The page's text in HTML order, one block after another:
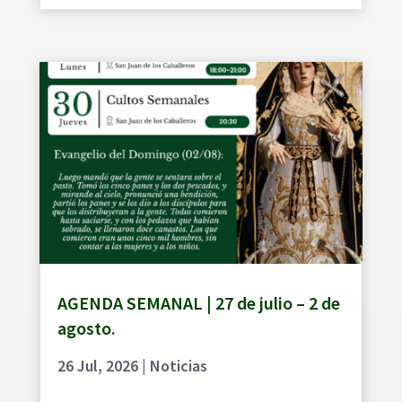
AGENDA SEMANAL | 27 de julio – 2 de
agosto.
26 Jul, 2026| Noticias